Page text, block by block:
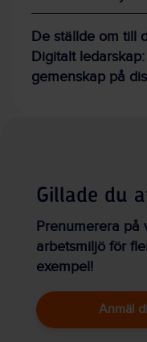
De ställde om till
Digitalt
gemenskap på
Gillade du
Prenumerera på
arbetsmiljö för
exempel!
Anmäl